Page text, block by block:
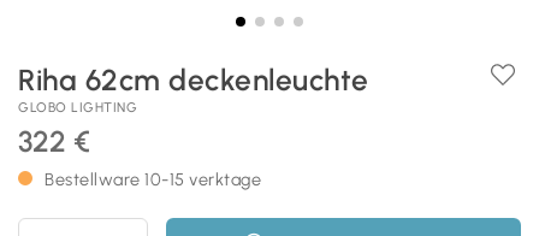
Riha 62cm deckenleuchte
GLOBO LIGHTING
322 €
Bestellware 10-15 verktage